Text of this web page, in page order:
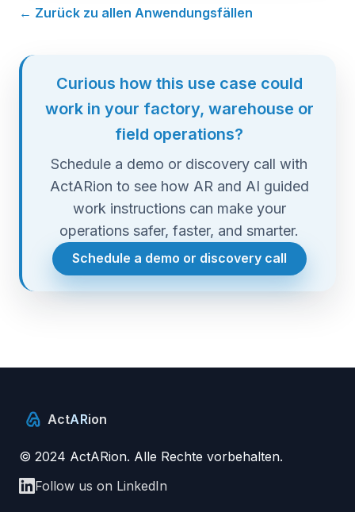
← Zurück zu allen Anwendungsfällen
Curious how this use case could
work in your factory, warehouse or
field operations?
Schedule a demo or discovery call with
ActARion to see how AR and AI guided
work instructions can make your
operations safer, faster, and smarter.
Schedule a demo or discovery call
ActARion
© 2024 ActARion. Alle Rechte vorbehalten.
Follow us on LinkedIn